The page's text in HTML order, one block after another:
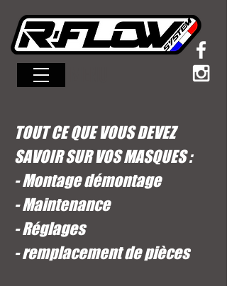
TOUT CE QUE VOUS DEVEZ
SAVOIR SUR VOS MASQUES :
- Montage démontage
- Maintenance
- Réglages
- remplacement de pièces